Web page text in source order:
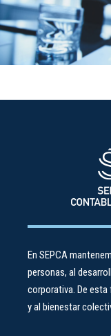
En SEPCA
personas, al
corporativa. De
y al bienestar